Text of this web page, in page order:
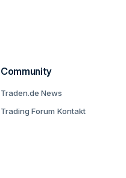
Community
Traden.de News
Trading Forum Kontakt